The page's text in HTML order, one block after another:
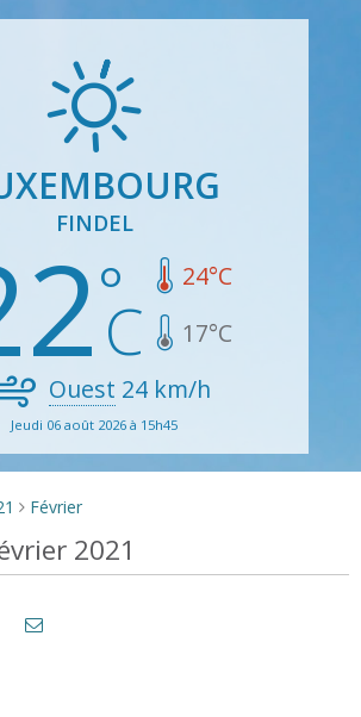
FINDEL
24°C
17°C
Ouest 24 km/h
Jeudi 06 août 2026 à 15h45
> Février
2021